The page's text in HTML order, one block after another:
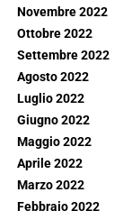
Novembre 2022
Ottobre 2022
Settembre 2022
Agosto 2022
Luglio 2022
Giugno 2022
Maggio 2022
Aprile 2022
Marzo 2022
Febbraio 2022